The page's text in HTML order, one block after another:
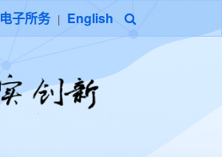
电子所务 | English